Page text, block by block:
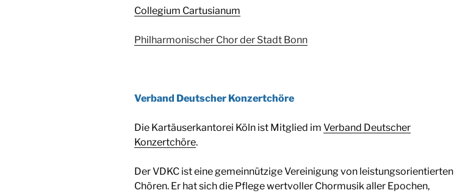
Collegium Cartusianum
Philharmonischer Chor der Stadt Bonn
Verband Deutscher Konzertchöre
Die Kartäuserkantorei Köln ist Mitglied im Verband Deutscher
Konzertchöre.
Der VDKC ist eine gemeinnützige Vereinigung von leistungsorientierten
Chören. Er hat sich die Pflege wertvoller Chormusik aller Epochen,